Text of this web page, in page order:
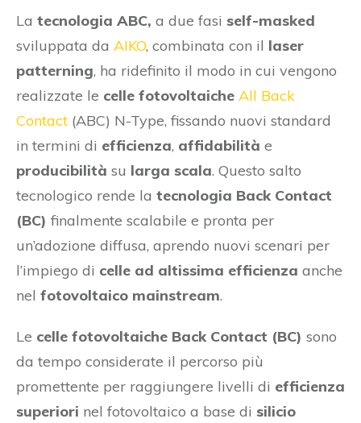
La tecnologia ABC, a due fasi self-masked
sviluppata da AIKO, combinata con il laser
patterning, ha ridefinito il modo in cui vengono
realizzate le celle fotovoltaiche All Back
Contact (ABC) N-Type, fissando nuovi standard
in termini di efficienza, affidabilità e
producibilità su larga scala. Questo salto
tecnologico rende la tecnologia Back Contact
(BC) finalmente scalabile e pronta per
un’adozione diffusa, aprendo nuovi scenari per
l’impiego di celle ad altissima efficienza anche
nel fotovoltaico mainstream.
Le celle fotovoltaiche Back Contact (BC) sono
da tempo considerate il percorso più
promettente per raggiungere livelli di efficienza
superiori nel fotovoltaico a base di silicio